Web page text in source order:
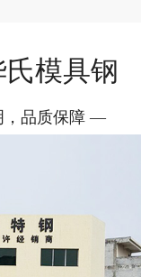
模具钢
，品质保障 —